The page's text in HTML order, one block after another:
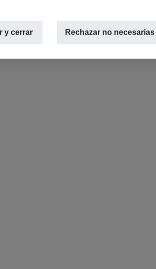
y cerrar Rechazar no necesarias